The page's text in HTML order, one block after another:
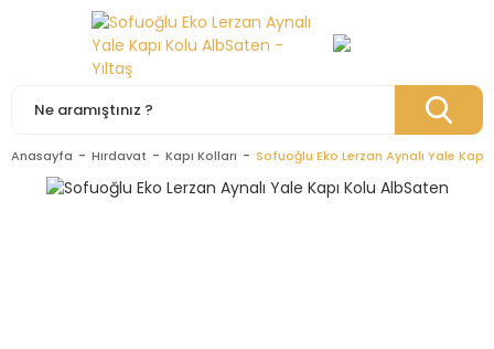
Anasayfa Hırdavat Kapı Kolları Sofuoğlu Eko Lerzan Aynalı Yale